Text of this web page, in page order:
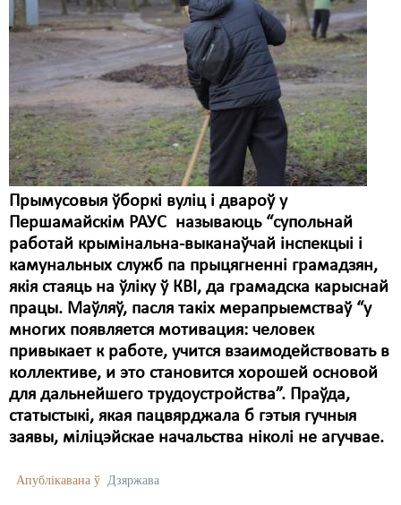
Прымусовыя ўборкі вуліц і двароў у
Першамайскім РАУС называюць “супольнай
работай крымінальна-выканаўчай інспекцыі і
камунальных служб па прыцягненні грамадзян,
якія стаяць на ўліку ў КВІ, да грамадска карыснай
працы. Маўляў, пасля такіх мерапрыемстваў “у
многих появляется мотивация: человек
привыкает к работе, учится взаимодействовать в
коллективе, и это становится хорошей основой
для дальнейшего трудоустройства”. Праўда,
статыстыкі, якая пацвярджала б гэтыя гучныя
заявы, міліцэйскае начальства ніколі не агучвае.
Апублікавана ў Дзяржава